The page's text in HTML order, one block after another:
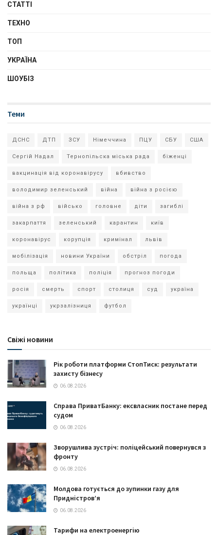
СТАТТІ
ТЕХНО
ТОП
УКРАЇНА
ШОУБІЗ
Теми
ДСНС ДТП ЗСУ Німеччина ПЦУ СБУ США
Сергій Надал Тернопільска міська рада біженці
вакцинація від коронавірусу вбивство
володимир зеленський війна війна з росією
війна з рф військо головне діти загиблі
закарпаття зеленський карантин київ
коронавірус корупція кримінал львів
мобілізація новини України обстріл погода
польща політика поліція прогноз погоди
росія смерть спорт столиця суд україна
українці укрзалізниця футбол
Свіжі новини
Рік роботи платформи СтопТиск: результати
захисту бізнесу
06.08.2026
Справа ПриватБанку: ексвласник постане перед
судом
06.08.2026
Зворушлива зустріч: поліцейський повернувся з
фронту
06.08.2026
Молдова готується до зупинки газу для
Придністров’я
06.08.2026
Тарифи на електроенергію